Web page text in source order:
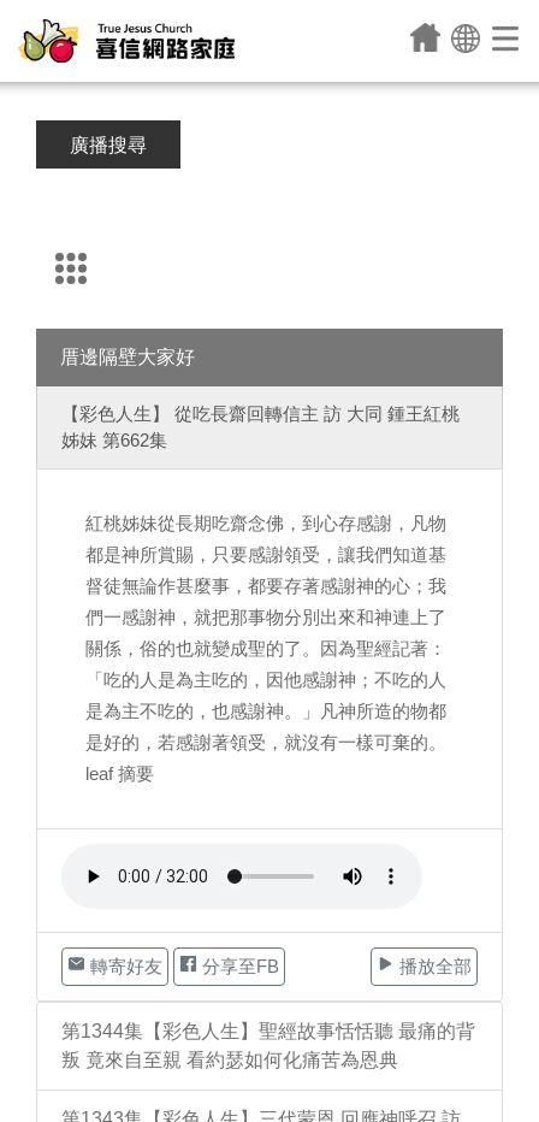
廣播搜尋
厝邊隔壁大家好
【彩色人生】 從吃長齋回轉信主 訪 大同 鍾王紅桃
姊妹 第662集
紅桃姊妹從長期吃齋念佛，到心存感謝，凡物
都是神所賞賜，只要感謝領受，讓我們知道基
督徒無論作甚麼事，都要存著感謝神的心；我
們一感謝神，就把那事物分別出來和神連上了
關係，俗的也就變成聖的了。因為聖經記著：
「吃的人是為主吃的，因他感謝神；不吃的人
是為主不吃的，也感謝神。」凡神所造的物都
是好的，若感謝著領受，就沒有一樣可棄的。
leaf 摘要
轉寄好友 分享至FB 播放全部
第1344集【彩色人生】聖經故事恬恬聽 最痛的背
叛 竟來自至親 看約瑟如何化痛苦為恩典